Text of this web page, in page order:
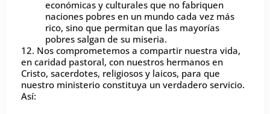
económicas y culturales que no fabriquen
naciones pobres en un mundo cada vez más
rico, sino que permitan que las mayorías
pobres salgan de su miseria.
12. Nos comprometemos a compartir nuestra vida,
en caridad pastoral, con nuestros hermanos en
Cristo, sacerdotes, religiosos y laicos, para que
nuestro ministerio constituya un verdadero servicio.
Así: